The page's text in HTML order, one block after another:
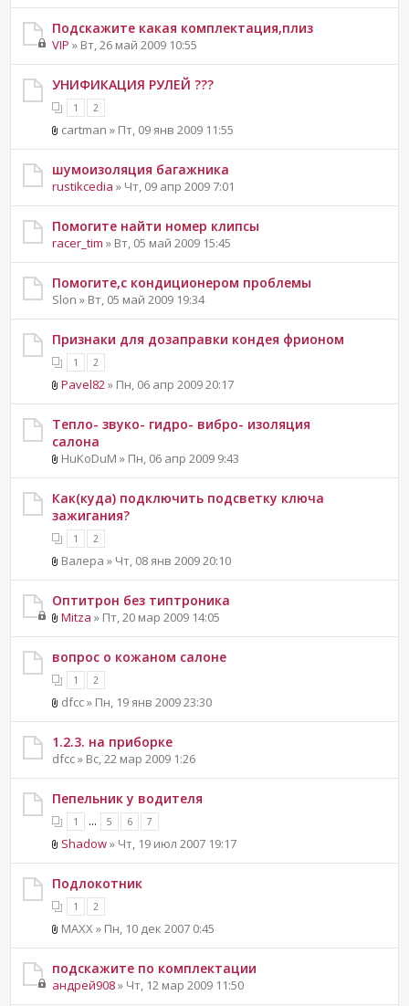
Подскажите какая комплектация,плиз
VIP » Вт, 26 май 2009 10:55
УНИФИКАЦИЯ РУЛЕЙ ???
1 2
cartman » Пт, 09 янв 2009 11:55
шумоизоляция багажника
rustikcedia » Чт, 09 апр 2009 7:01
Помогите найти номер клипсы
racer_tim » Вт, 05 май 2009 15:45
Помогите,с кондиционером проблемы
Slon » Вт, 05 май 2009 19:34
Признаки для дозаправки кондея фрионом
1 2
Pavel82 » Пн, 06 апр 2009 20:17
Тепло- звуко- гидро- вибро- изоляция
салона
HuKoDuM » Пн, 06 апр 2009 9:43
Как(куда) подключить подсветку ключа
зажигания?
1 2
Валера » Чт, 08 янв 2009 20:10
Оптитрон без типтроника
Mitza » Пт, 20 мар 2009 14:05
вопрос о кожаном салоне
1 2
dfcc » Пн, 19 янв 2009 23:30
1.2.3. на приборке
dfcc » Вс, 22 мар 2009 1:26
Пепельник у водителя
1 ... 5 6 7
Shadow» Чт, 19 июл 2007 19:17
Подлокотник
1 2
MAXX » Пн, 10 дек 2007 0:45
подскажите по комплектации
андрей908» Чт, 12 мар 2009 11:50